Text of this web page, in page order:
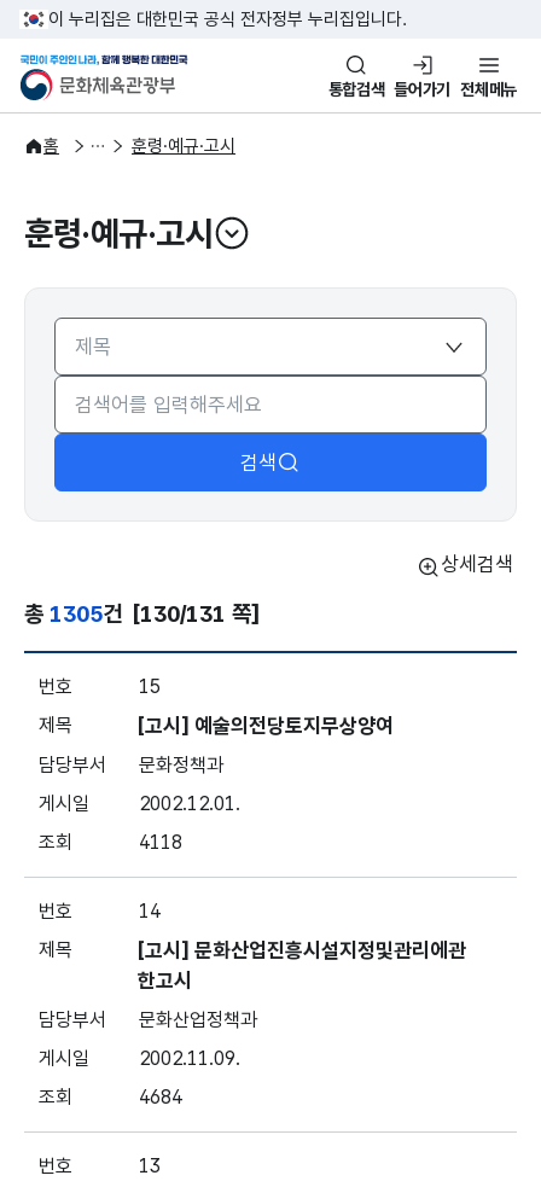
본문 바로가기
주메뉴 바로가기
이 누리집은 대한민국 공식 전자정부 누리집입니다.
문화체육관광부
국민이 주인인 나라, 함께 행복
통합검색 들어가기 전체메뉴
홈
자료공간
법령자료 훈령·예규·고시
훈령·예규·고시
열기
검색
상세검색
총 1305건 [130/131 쪽]
15
[고시] 예술의전당토지무상양여
문화정책과
2002.12.01.
4118
14
[고시] 문화산업진흥시설지정및관리에관
한고시
문화산업정책과
2002.11.09.
4684
13